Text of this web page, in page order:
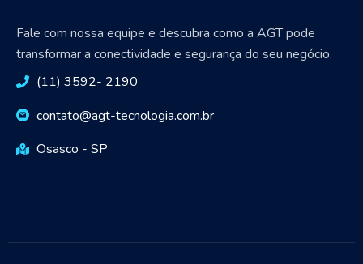
Fale com nossa equipe e descubra como a AGT pode
transformar a conectividade e segurança do seu negócio.
(11) 3592- 2190
contato@agt-tecnologia.com.br
Osasco - SP